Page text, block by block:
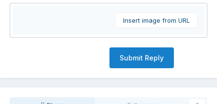
Insert image from URL
Submit Reply